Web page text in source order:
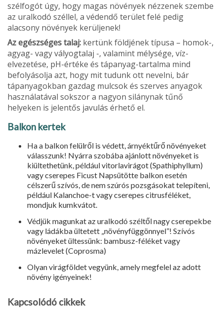
szélfogót úgy, hogy magas növények nézzenek szembe
az uralkodó széllel, a védendő terület felé pedig
alacsony növények kerüljenek!
Az egészséges talaj: kertünk földjének típusa – homok-,
agyag- vagy vályogtalaj -, valamint mélysége, víz-
elvezetése, pH-értéke és tápanyag-tartalma mind
befolyásolja azt, hogy mit tudunk ott nevelni, bár
tápanyagokban gazdag mulcsok és szerves anyagok
használatával sokszor a nagyon silánynak tűnő
helyeken is jelentős javulás érhető el.
Balkon kertek
Ha a balkon felülről is védett, árnyéktűrő növényeket
válasszunk! Nyárra szobába ajánlott növényeket is
kiültethetünk, például vitorlavirágot (Spathiphyllum)
vagy cserepes Ficust Napsütötte balkon esetén
célszerű szívós, de nem szúrós pozsgásokat telepíteni,
például Kalanchoe-t vagy cserepes citrusféléket,
mondjuk kumkvátot.
Védjük magunkat az uralkodó széltől nagy cserepekbe
vagy ládákba ültetett „növényfüggönnyel”! Szívós
növényeket ültessünk: bambusz-féléket vagy
mázlevelet (Coprosma)
Olyan virágföldet vegyünk, amely megfelel az adott
növény igényeinek!
Kapcsolódó cikkek